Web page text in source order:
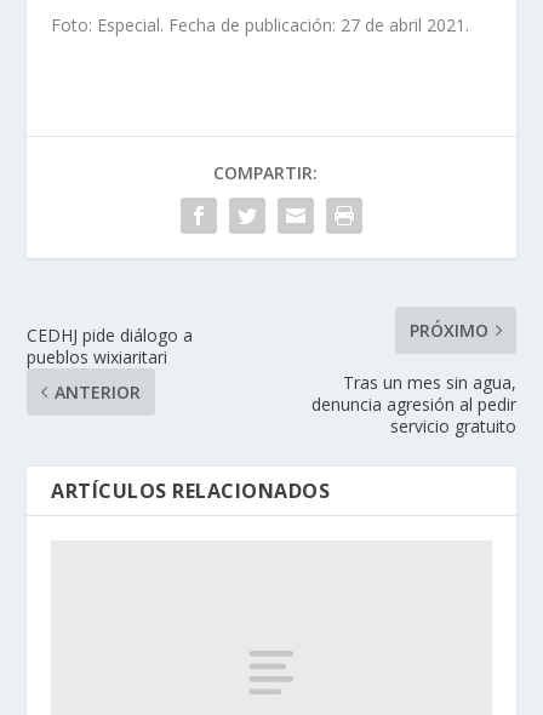
Foto: Especial. Fecha de publicación: 27 de abril 2021.
COMPARTIR:
CEDHJ pide diálogo a
pueblos wixiaritari
ANTERIOR
PRÓXIMO
Tras un mes sin agua,
denuncia agresión al pedir
servicio gratuito
ARTÍCULOS RELACIONADOS